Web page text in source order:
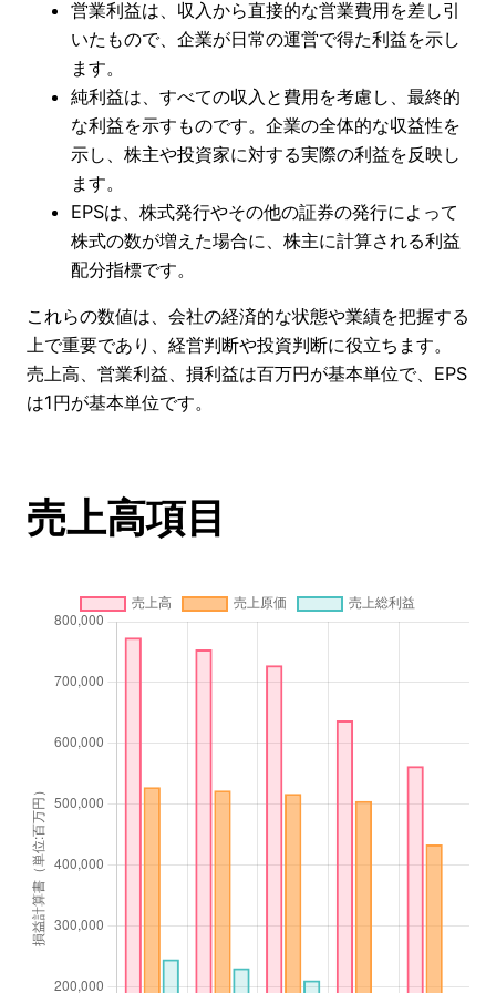
営業利益は、収入から直接的な営業費用を差し引
いたもので、企業が日常の運営で得た利益を示し
ます。
純利益は、すべての収入と費用を考慮し、最終的
な利益を示すものです。企業の全体的な収益性を
示し、株主や投資家に対する実際の利益を反映し
ます。
EPSは、株式発行やその他の証券の発行によって
株式の数が増えた場合に、株主に計算される利益
配分指標です。
これらの数値は、会社の経済的な状態や業績を把握する
上で重要であり、経営判断や投資判断に役立ちます。
売上高、営業利益、損利益は百万円が基本単位で、EPS
は1円が基本単位です。
売上高項目